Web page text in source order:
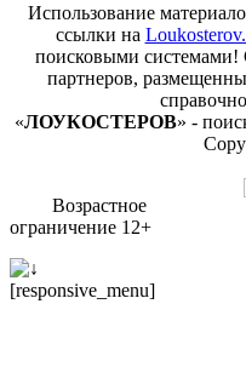
Использование
ссылки на
поисковыми системами!
партнеров,
«ЛОУКОСТЕРОВ» -
Возрастное
ограничение 12+
[responsive_menu]